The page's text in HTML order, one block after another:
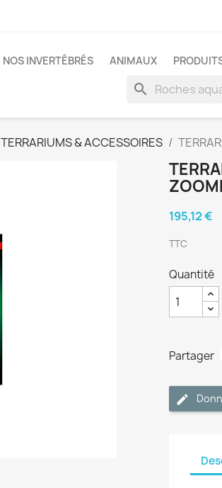
NOS INVERTÉBRÉS ANIMAUX
search
TERRARIUMS & ACCESSOIRES
195,12 €
TTC
Quantité
Partager